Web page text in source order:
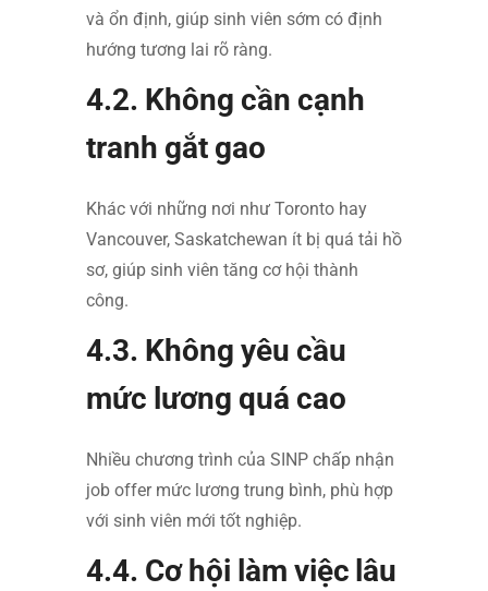
và ổn định, giúp sinh viên sớm có định
hướng tương lai rõ ràng.
4.2. Không cần cạnh
tranh gắt gao
Khác với những nơi như Toronto hay
Vancouver, Saskatchewan ít bị quá tải hồ
sơ, giúp sinh viên tăng cơ hội thành
công.
4.3. Không yêu cầu
mức lương quá cao
Nhiều chương trình của SINP chấp nhận
job offer mức lương trung bình, phù hợp
với sinh viên mới tốt nghiệp.
4.4. Cơ hội làm việc lâu